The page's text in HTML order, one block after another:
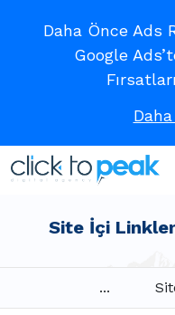
Daha Önce Ads
Google
Site İçi
...